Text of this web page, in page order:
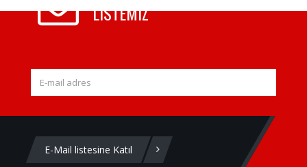
LISTEMIZ
E-Mail listesine Katıl